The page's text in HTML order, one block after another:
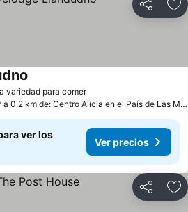
Compartir
variedad para comer
a 0.2 km de: Centro Alicia en el País de Las Maravillas
ver los
Ver precios
Compartir